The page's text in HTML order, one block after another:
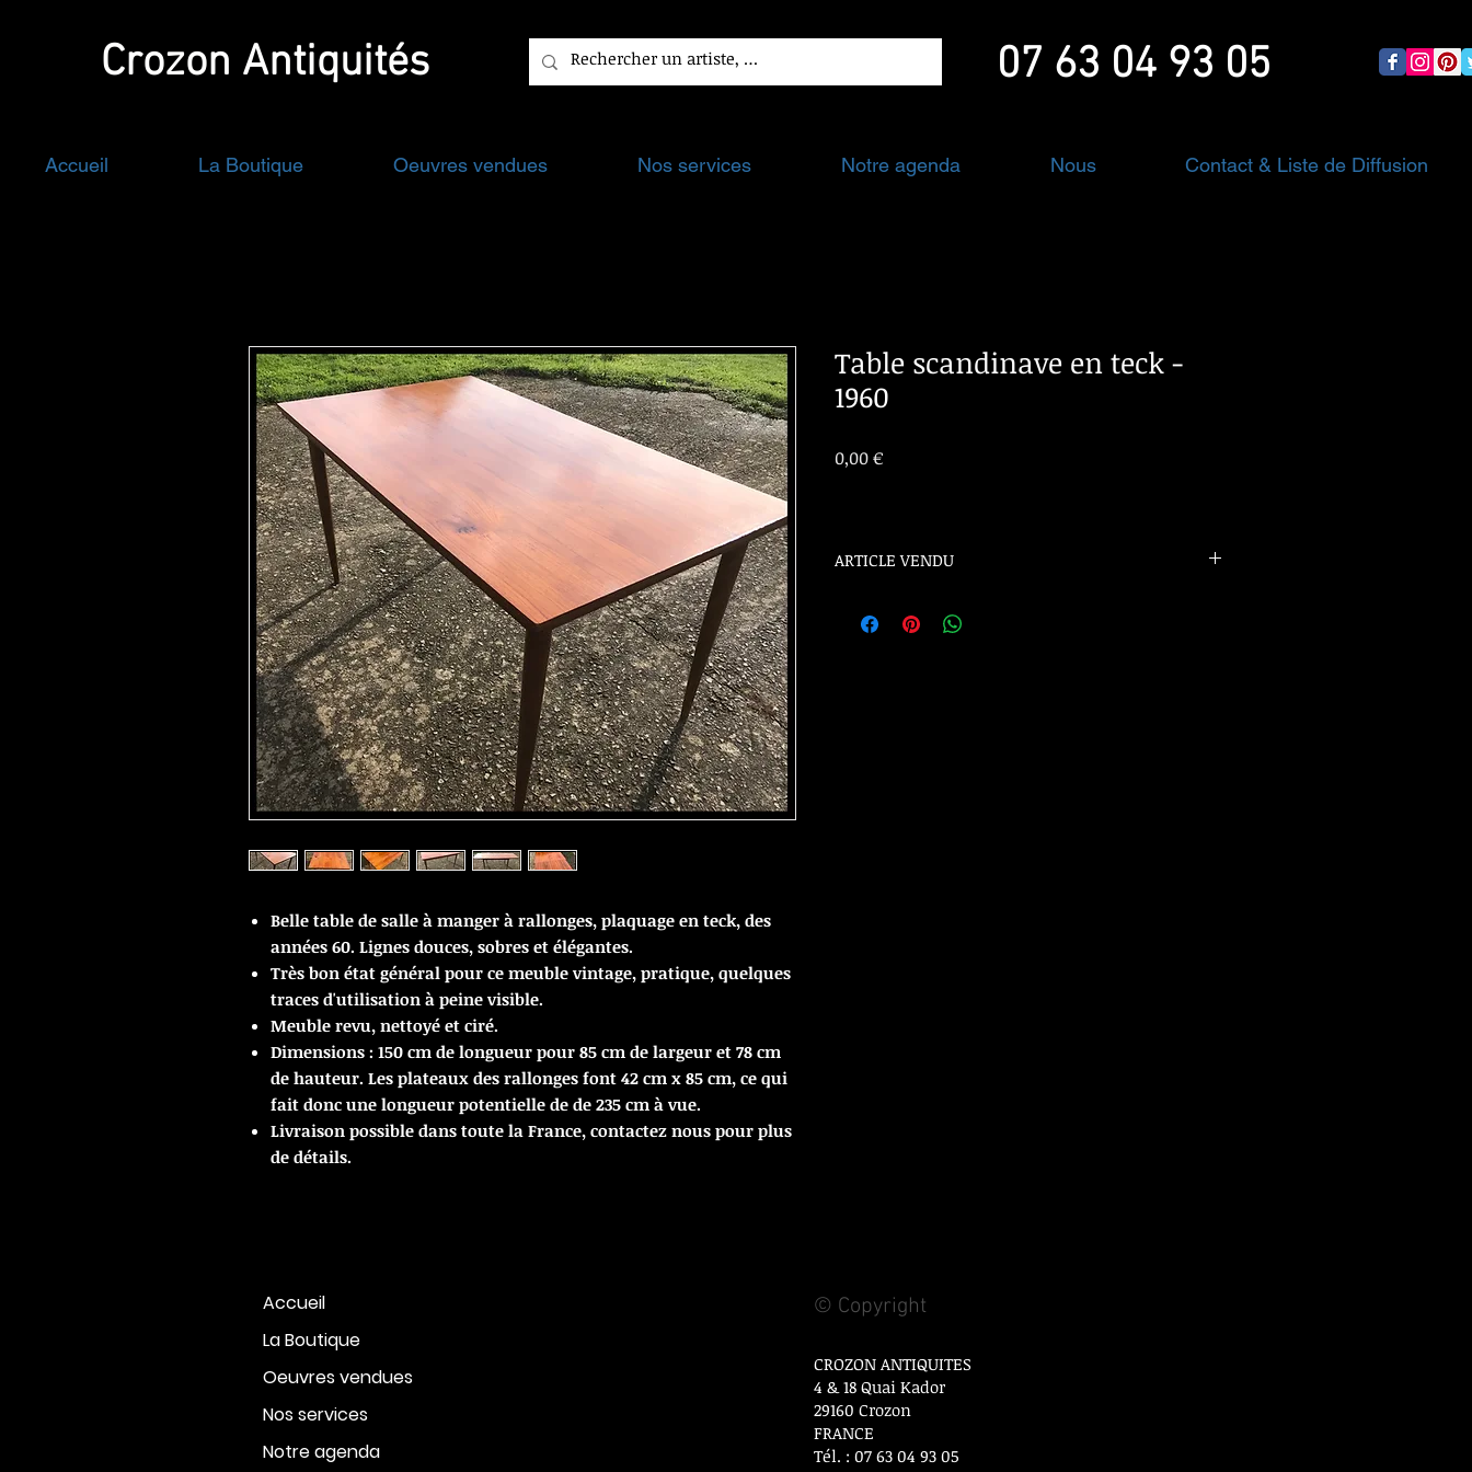
Crozon Antiquités 07 63 04 93 05
Accueil La Boutique Oeuvres vendues Nos services Notre agenda Nous Contact & Liste de Diffusion
Belle table de salle à manger à rallonges, plaquage en teck, des
années 60. Lignes douces, sobres et élégantes.
Très bon état général pour ce meuble vintage, pratique, quelques
traces d'utilisation à peine visible.
Meuble revu, nettoyé et ciré.
Dimensions : 150 cm de longueur pour 85 cm de largeur et 78 cm
de hauteur. Les plateaux des rallonges font 42 cm x 85 cm, ce qui
fait donc une longueur potentielle de de 235 cm à vue.
Livraison possible dans toute la France, contactez nous pour plus
de détails.
Table scandinave en teck -
1960
0,00 €Prix
ARTICLE VENDU
Accueil
La Boutique
Oeuvres vendues
Nos services
Notre agenda
© Copyright
CROZON ANTIQUITES
4 & 18 Quai Kador
29160 Crozon
FRANCE
Tél. : 07 63 04 93 05